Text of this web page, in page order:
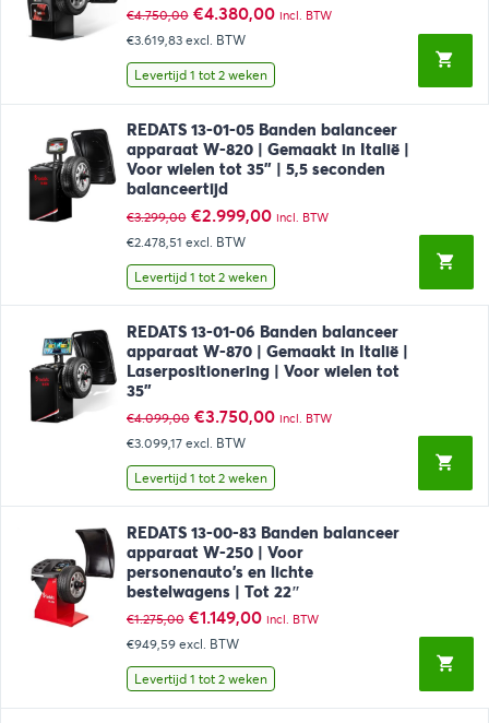
€4.750,00 Oorspronkelijke
prijs
was:
€4.750,00.
€4.380,00Huidige
€4.380,00.
incl. BTW
€3.619,83 excl. BTW
Levertijd 1 tot 2 weken
REDATS 13-01-05 Banden balanceer
apparaat W-820 | Gemaakt in Italië |
Voor wielen tot 35” | 5,5 seconden
balanceertijd
€3.299,00 Oorspronkelijke
prijs
was:
€3.299,00.
€2.999,00Huidige
€2.999,00.
incl. BTW
€2.478,51 excl. BTW
Levertijd 1 tot 2 weken
REDATS 13-01-06 Banden balanceer
apparaat W-870 | Gemaakt in Italië |
Laserpositionering | Voor wielen tot
35”
€4.099,00 Oorspronkelijke
prijs
was:
€4.099,00.
€3.750,00Huidige
€3.750,00.
incl. BTW
€3.099,17 excl. BTW
Levertijd 1 tot 2 weken
REDATS 13-00-83 Banden balanceer
apparaat W-250 | Voor
personenauto’s en lichte
bestelwagens | Tot 22″
€1.275,00 Oorspronkelijke
prijs
was:
€1.275,00.
€1.149,00Huidige
€1.149,00.
incl. BTW
€949,59 excl. BTW
Levertijd 1 tot 2 weken